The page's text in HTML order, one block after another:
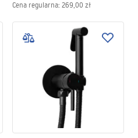
Cena regularna: 269,00 zł